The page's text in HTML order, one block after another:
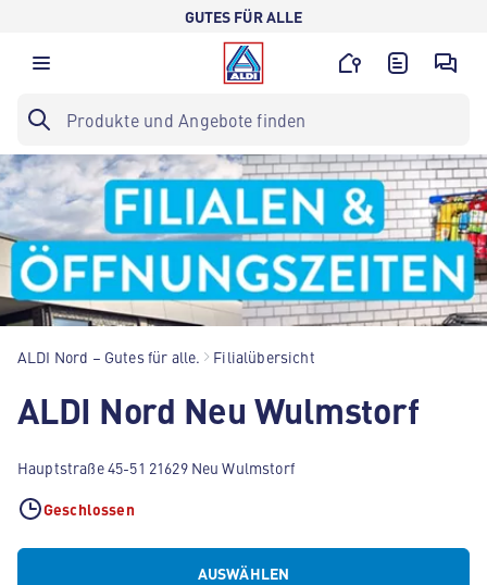
GUTES FÜR ALLE
ALDI Nord – Gutes für alle. Filialübersicht
ALDI Nord Neu Wulmstorf
Hauptstraße 45-51 21629 Neu Wulmstorf
Geschlossen
AUSWÄHLEN